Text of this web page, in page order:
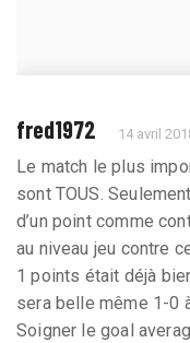
fred1972 14 avril
Le match le plus
sont TOUS.
d’un point comme
au niveau jeu contre
1 points était déjà
sera belle même 1-0
Soigner le goal